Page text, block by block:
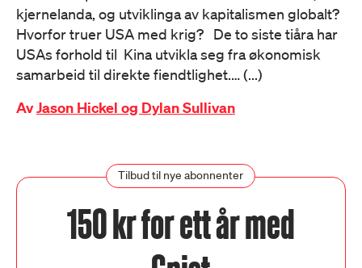
kjernelanda, og utviklinga av kapitalismen globalt?
Hvorfor truer USA med krig? De to siste tiåra har
USAs forhold til Kina utvikla seg fra økonomisk
samarbeid til direkte fiendtlighet.… (...)
AvJason Hickel og Dylan Sullivan
Tilbud til nye abonnenter
150 kr for ett år med